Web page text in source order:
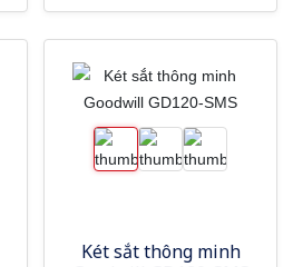
Két sắt thông minh